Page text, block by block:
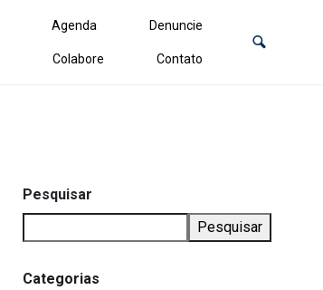
Agenda Denuncie
Colabore Contato
Pesquisar
Pesquisar
Categorias